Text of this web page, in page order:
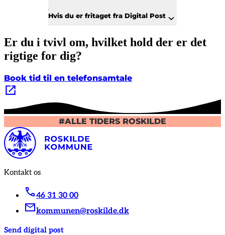
Hvis du er fritaget fra Digital Post
Er du i tvivl om, hvilket hold der er det
rigtige for dig?
Book tid til en telefonsamtale
#ALLE TIDERS ROSKILDE
Kontakt os
46 31 30 00
kommunen@roskilde.dk
Send digital post